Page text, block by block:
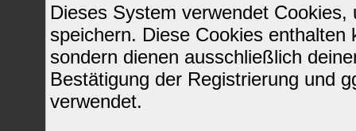
Dieses System verwendet
speichern. Diese Cookies
sondern dienen ausschließlich
Bestätigung der Registrierung und
verwendet.